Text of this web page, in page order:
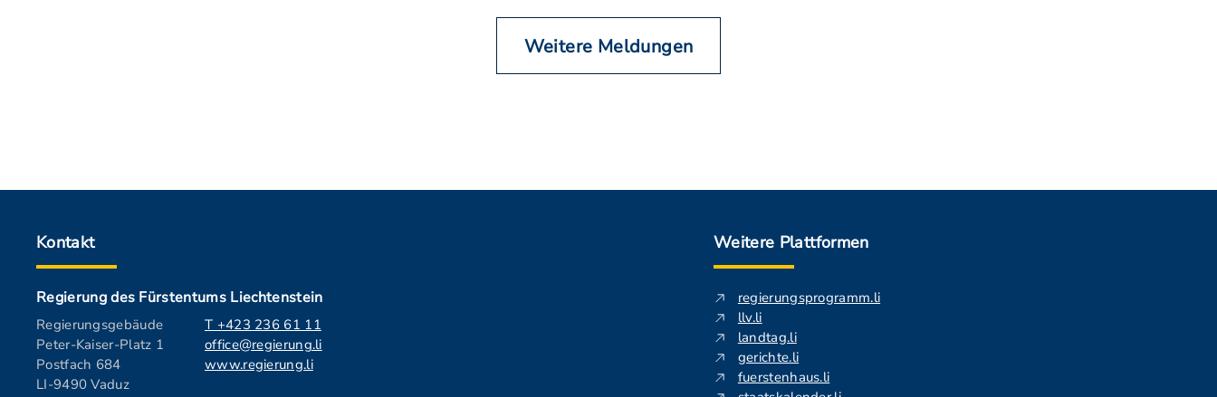
Weitere Meldungen
Kontakt
Regierung des Fürstentums Liechtenstein
Regierungsgebäude
Peter-Kaiser-Platz 1
Postfach 684
LI-9490 Vaduz
T +423 236 61 11
office@regierung.li
www.regierung.li
Weitere Plattformen
regierungsprogramm.li
llv.li
landtag.li
gerichte.li
fuerstenhaus.li